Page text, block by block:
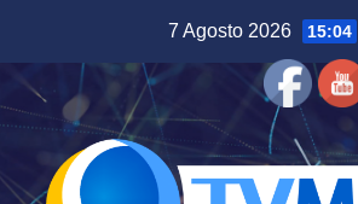
contenuto
7 Agosto 2026 15:04